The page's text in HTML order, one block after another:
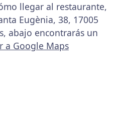
llegar al restaurante,
Eugènia, 38, 17005
abajo encontrarás un
a Google Maps